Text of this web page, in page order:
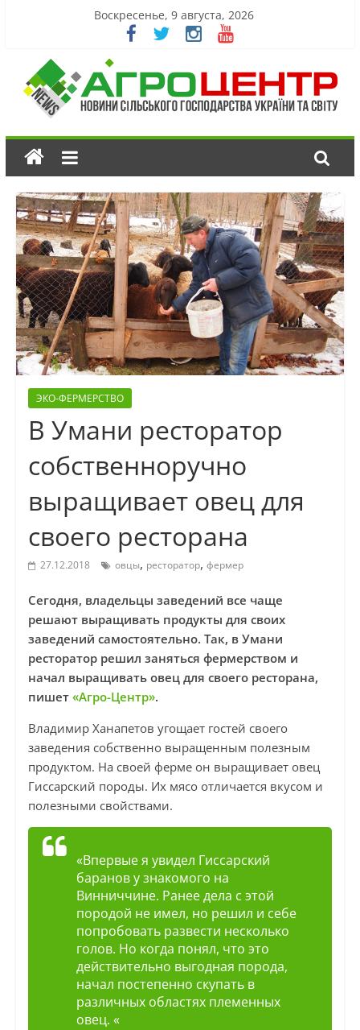
Воскресенье, 9 августа, 2026
ЭКО-ФЕРМЕРСТВО
В Умани ресторатор
собственноручно
выращивает овец для
своего ресторана
27.12.2018 овцы, ресторатор, фермер
Сегодня, владельцы заведений все чаще
решают выращивать продукты для своих
заведений самостоятельно. Так, в Умани
ресторатор решил заняться фермерством и
начал выращивать овец для своего ресторана,
пишет «Агро-Центр».
Владимир Ханапетов угощает гостей своего
заведения собственно выращенным полезным
продуктом. На своей ферме он выращивает овец
Гиссарский породы. Их мясо отличается вкусом и
полезными свойствами.
«Впервые я увидел Гиссарский
баранов у знакомого на
Винниччине. Ранее дела с этой
породой не имел, но решил и себе
попробовать развести несколько
голов. Но когда понял, что это
действительно выгодная порода,
начал постепенно скупать в
различных областях племенных
овец. «